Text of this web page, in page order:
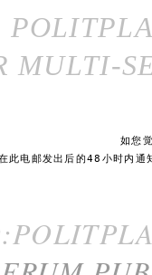
MULTI-
如您
此电邮发出后的48小时内通